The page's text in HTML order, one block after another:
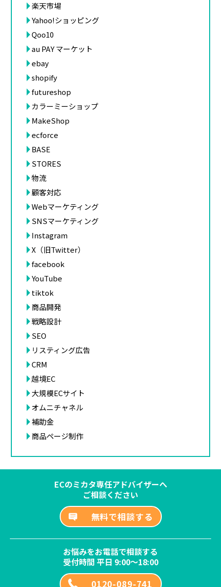
楽天市場
Yahoo!ショッピング
Qoo10
au PAY マーケット
ebay
shopify
futureshop
カラーミーショップ
MakeShop
ecforce
BASE
STORES
物流
顧客対応
Webマーケティング
SNSマーケティング
Instagram
X（旧Twitter）
facebook
YouTube
tiktok
商品開発
戦略設計
SEO
リスティング広告
CRM
越境EC
大規模ECサイト
オムニチャネル
補助金
商品ページ制作
ECのミカタ専任アドバイザーへ
ご相談ください
無料で相談する
お悩みをお電話で相談する
受付時間 平日 9:00～18:00
0120-089-741